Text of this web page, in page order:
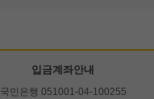
입금계좌안내
국민은행 051001-04-100255